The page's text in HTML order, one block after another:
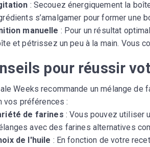
: Secouez énergiquement la
s’amalgamer pour former une
manuelle : Pour un résultat
et pétrissez un peu à la main. Vous
pour réussir
Weeks recommande un mélange de
vos préférences :
de farines : Vous pouvez utiliser
avec des farines alternatives
de l'huile : En fonction de votre